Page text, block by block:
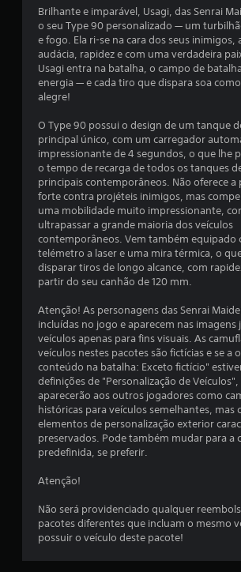
Brilhante e imparável, Usagi, das Senrai
o seu Type 90 personalizado — um
e fogo. Ela ri-se na cara dos seus inimigos,
audácia, rapidez e com uma verdadeira
Usagi entra na batalha, o campo de
energia — e cada tiro que dispara soa
alegre!
O Type 90 possui o design de um tanque
principal único, com um carregador
impressionante de 4 segundos, o que lhe
o tempo de recarga de todos os tanques
principais contemporâneos. Não oferece a
forte contra projéteis inimigos, mas
uma mobilidade muito impressionante,
ultrapassar a grande maioria dos veículos
contemporâneos. Vem também equipado
telémetro a laser e uma mira térmica, o
disparar tiros de longo alcance, com
partir do seu canhão de 120 mm.
Atenção! As personagens das Senrai
incluídas no jogo e aparecem nas imagens
veículos apenas para fins visuais. As
veículos nestes pacotes são fictícias e se a
conteúdo na batalha: Exceto fictício"
definições de "Personalização de Veículos",
aparecerão aos outros jogadores como
históricas para veículos semelhantes, mas
elementos de personalização exterior
preservados. Pode também mudar para a
predefinida, se preferir.
Atenção!
Não será providenciado qualquer
pacotes diferentes que incluam o mesmo
possuir o veículo deste pacote!